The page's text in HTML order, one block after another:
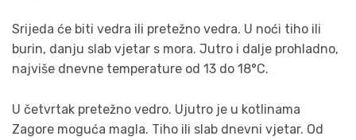
Srijeda će biti vedra ili pretežno vedra. U noći tiho ili
burin, danju slab vjetar s mora. Jutro i dalje prohladno,
najviše dnevne temperature od 13 do 18°C.
U četvrtak pretežno vedro. Ujutro je u kotlinama
Zagore moguća magla. Tiho ili slab dnevni vjetar. Od